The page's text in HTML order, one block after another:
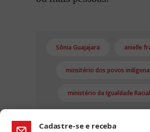
Sônia Guajajara anielle
minsitério dos povos
ministério da Igualdade Racial
Cadastre-se e receba